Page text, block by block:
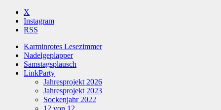
X
Instagram
RSS
Karminrotes Lesezimmer
Nadelgeplapper
Samstagsplausch
LinkParty
Jahresprojekt 2026
Jahresprojekt 2023
Sockenjahr 2022
12 von 12